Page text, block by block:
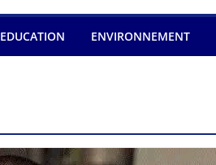
EDUCATION ENVIRONNEMENT